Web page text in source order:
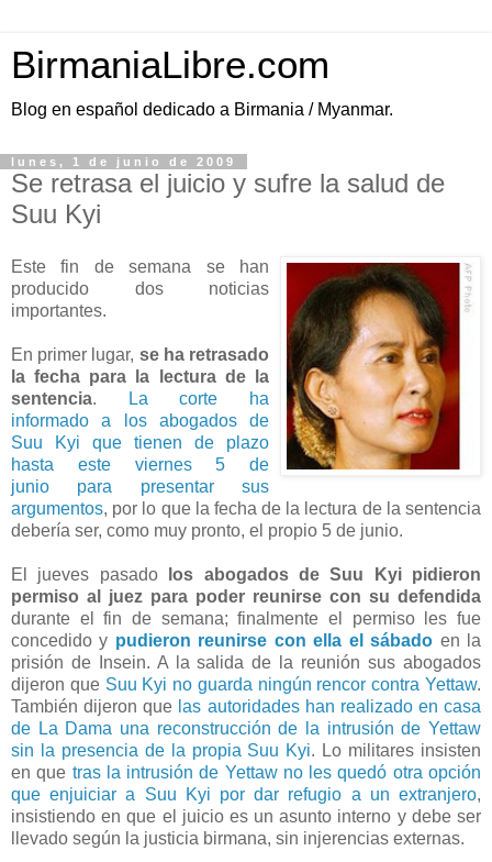
BirmaniaLibre.com
Blog en español dedicado a Birmania / Myanmar.
lunes, 1 de junio de 2009
Se retrasa el juicio y sufre la salud de
Suu Kyi
Este fin de semana se han
producido dos noticias
importantes.
En primer lugar, se ha retrasado
la fecha para la lectura de la
sentencia.
La corte ha
informado a los abogados de
Suu Kyi que tienen de plazo
hasta este viernes 5 de
junio para presentar sus
argumentos, por lo que la fecha de la lectura de la sentencia
debería ser, como muy pronto, el propio 5 de junio.
El jueves pasado
los abogados de Suu Kyi pidieron
permiso al juez para poder reunirse con su defendida
durante el fin de semana; finalmente el permiso les fue
concedido y pudieron reunirse con ella el sábado en la
prisión de Insein. A la salida de la reunión sus abogados
dijeron que Suu Kyi no guarda ningún rencor contra Yettaw.
También dijeron que las autoridades han realizado en casa
de La Dama una reconstrucción de la intrusión de Yettaw
sin la presencia de la propia Suu Kyi. Lo militares insisten
en que tras la intrusión de Yettaw no les quedó otra opción
que enjuiciar a Suu Kyi por dar refugio a un extranjero,
insistiendo en que el juicio es un asunto interno y debe ser
llevado según la justicia birmana, sin injerencias externas.